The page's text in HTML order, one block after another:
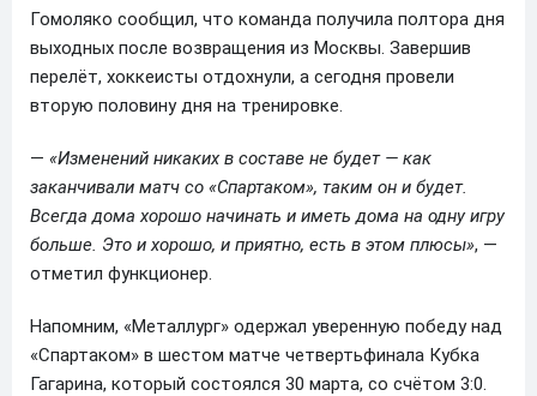
Гомоляко сообщил, что команда получила полтора дня
выходных после возвращения из Москвы. Завершив
перелёт, хоккеисты отдохнули, а сегодня провели
вторую половину дня на тренировке.
— «Изменений никаких в составе не будет — как
заканчивали матч со «Спартаком», таким он и будет.
Всегда дома хорошо начинать и иметь дома на одну игру
больше. Это и хорошо, и приятно, есть в этом плюсы», —
отметил функционер.
Напомним, «Металлург» одержал уверенную победу над
«Спартаком» в шестом матче четвертьфинала Кубка
Гагарина, который состоялся 30 марта, со счётом 3:0.